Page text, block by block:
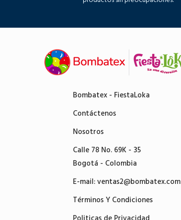
Bombatex - FiestaLoka
Contáctenos
Nosotros
Calle 78 No. 69K - 35
Bogotá - Colombia
E-mail:ventas2@bombatex.com
Términos Y Condiciones